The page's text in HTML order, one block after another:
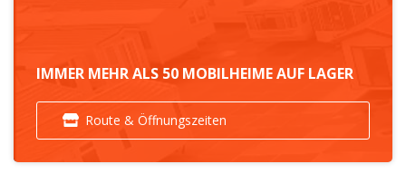
IMMER MEHR ALS 50 MOBILHEIME AUF LAGER
Route & Öffnungszeiten